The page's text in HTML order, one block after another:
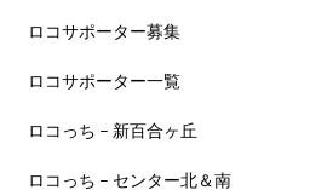
ロコサポーター募集
ロコサポーター一覧
ロコっち – 新百合ヶ丘
ロコっち – センター北＆南